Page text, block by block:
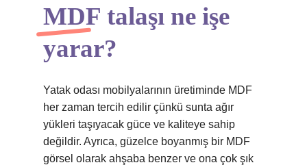
MDF talaşı ne işe
yarar?
Yatak odası mobilyalarının üretiminde MDF
her zaman tercih edilir çünkü sunta ağır
yükleri taşıyacak güce ve kaliteye sahip
değildir. Ayrıca, güzelce boyanmış bir MDF
görsel olarak ahşaba benzer ve ona çok şık